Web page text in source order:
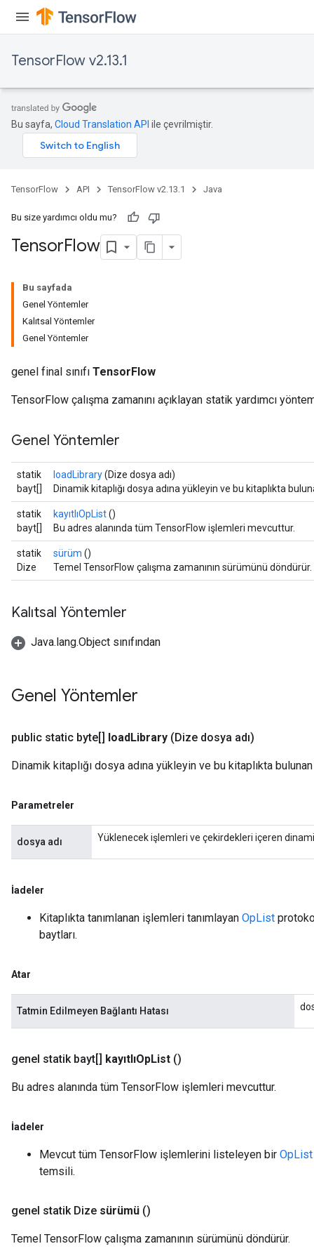
TensorFlow v2.13.1
Bu sayfa, Cloud Translation API ile çevrilmiştir.
TensorFlow API TensorFlow v2.13.1 Java
Bu size yardımcı oldu mu?
TensorFlow
Bu sayfada
Genel Yöntemler
Kalıtsal Yöntemler
Genel Yöntemler
genel final sınıfı TensorFlow
TensorFlow çalışma zamanını açıklayan statik yardımcı
Genel Yöntemler
statik
bayt[]
loadLibrary(Dize dosya adı)
Dinamik kitaplığı dosya adına yükleyin ve bu kitaplıkta
statik
bayt[]
kayıtlıOpList()
Bu adres alanında tüm TensorFlow işlemleri mevcuttur.
statik
Dize
sürüm ()
Temel TensorFlow çalışma zamanının sürümünü döndürür.
Kalıtsal Yöntemler
Java.lang.Object sınıfından
Genel Yöntemler
public static byte[] loadLibrary (Dize dosya adı)
Dinamik kitaplığı dosya adına yükleyin ve bu kitaplıkta
Parametreler
dosya adı Yüklenecek işlemleri ve çekirdekleri içeren
İadeler
Kitaplıkta tanımlanan işlemleri tanımlayan OpList
baytları.
Atar
Tatmin Edilmeyen Bağlantı Hatası
genel statik bayt[] kayıtlıOpList ()
Bu adres alanında tüm TensorFlow işlemleri mevcuttur.
İadeler
Mevcut tüm TensorFlow işlemlerini listeleyen bir OpList
temsili.
genel statik Dize sürümü ()
Temel TensorFlow çalışma zamanının sürümünü döndürür.